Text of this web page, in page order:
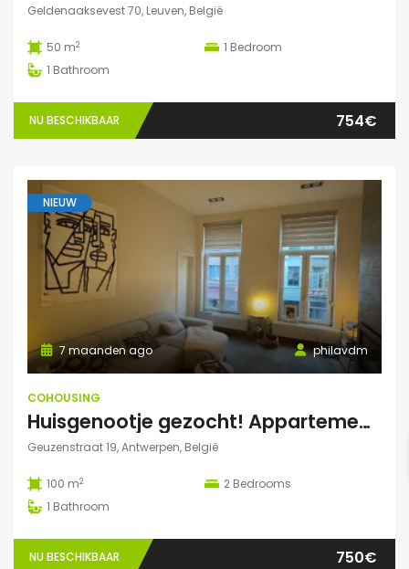
Geldenaaksevest 70, Leuven, België
50 m2 1 Bedroom
1 Bathroom
NU BESCHIKBAAR 754€
NIEUW
philavdm
7 maanden ago
COHOUSING
Huisgenootje gezocht! Appartement aan het Marnixplein, Antwerpen Zuid
Geuzenstraat 19, Antwerpen, België
100 m2 2 Bedrooms
1 Bathroom
NU BESCHIKBAAR 750€